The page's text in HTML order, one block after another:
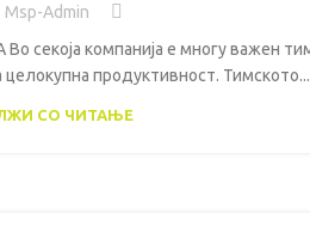
Msp-Admin
компанија е многу важен
продуктивност. Тимското...
СО ЧИТАЊЕ